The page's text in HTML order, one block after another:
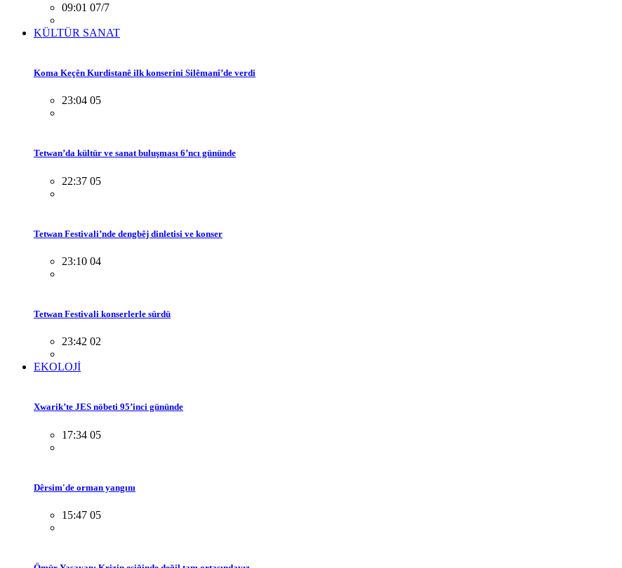
09:01 07/7
KÜLTÜR SANAT
Koma Keçên Kurdistanê ilk konserini Silêmanî’de verdi
23:04 05
Tetwan’da kültür ve sanat buluşması 6’ncı gününde
22:37 05
Tetwan Festivali’nde dengbêj dinletisi ve konser
23:10 04
Tetwan Festivali konserlerle sürdü
23:42 02
EKOLOJİ
Xwarik’te JES nöbeti 95’inci gününde
17:34 05
Dêrsim'de orman yangını
15:47 05